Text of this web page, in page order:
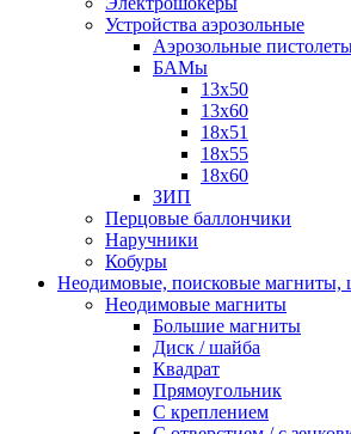
Устройства аэрозольные
Аэрозольные
БАМы
13х50
13х60
18х51
18х55
18х60
ЗИП
Перцовые баллончики
Наручники
Кобуры
Неодимовые, поисковые
Неодимовые магниты
Большие магниты
Диск / шайба
Квадрат
Прямоугольник
С креплением